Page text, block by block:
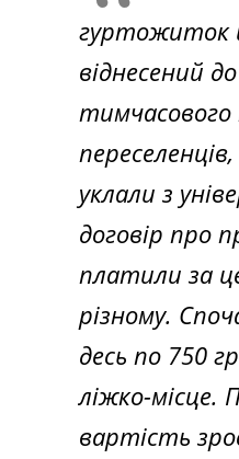
гуртожиток
віднесений
уклали з
договір про
платили за
різному.
десь по 750
ліжко-місце.
вартість